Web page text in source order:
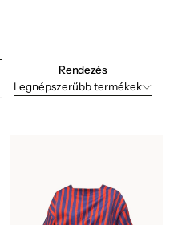
Rendezés
Legnépszerűbb termékek